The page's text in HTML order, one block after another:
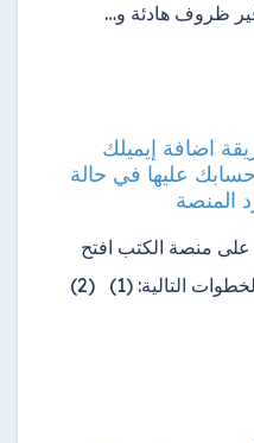
ظروف هادئة و…
اضافة إيميلك
عليها في حالة
المنصة
على منصة الكتب افتح
المنصة واتبع الخطوات التالية: (1) (2)